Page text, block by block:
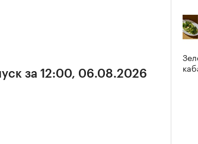
за 12:00, 06.08.2026